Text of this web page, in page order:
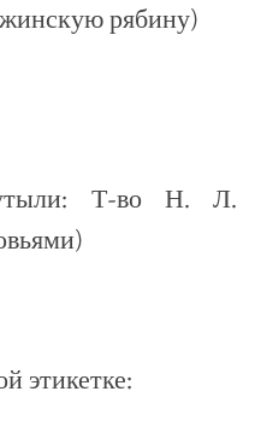
рябину)
Т-во Н. Л.
этикетке: